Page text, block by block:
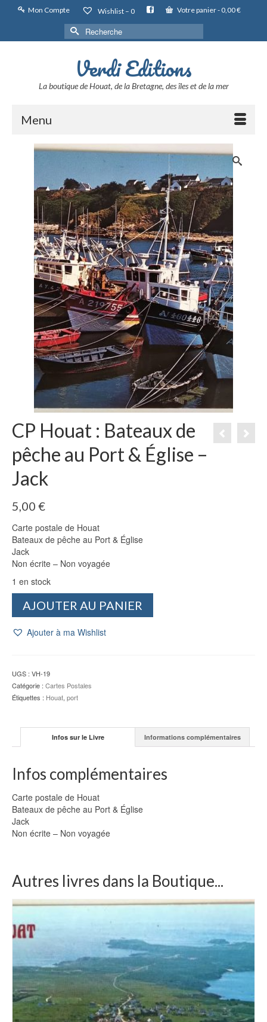
Mon Compte Wishlist – 0 Votre panier- 0,00€
Rechercher :
Verdi Editions
La boutique de Houat, de la Bretagne, des îles et de la mer
Menu
CP Houat : Bateaux de
pêche au Port & Église –
Jack
5,00 €
Carte postale de Houat
Bateaux de pêche au Port & Église
Jack
Non écrite – Non voyagée
1 en stock
Houat
de
pêche
au
Église
AJOUTER AU PANIER
Ajouter à ma Wishlist
UGS : VH-19
Catégorie : Cartes Postales
Étiquettes : Houat, port
Infos sur le Livre Informations complémentaires
Infos complémentaires
Carte postale de Houat
Bateaux de pêche au Port & Église
Jack
Non écrite – Non voyagée
Autres livres dans la Boutique...